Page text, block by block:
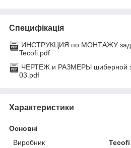
Специфікація
ИНСТРУКЦИЯ по МОНТАЖУ
Tecofi.pdf
ЧЕРТЕЖ и РАЗМЕРЫ шиберной
03.pdf
Характеристики
Основні
Виробник
Tecofi